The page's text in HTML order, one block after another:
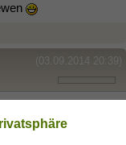
(03.09.2014 20:39)